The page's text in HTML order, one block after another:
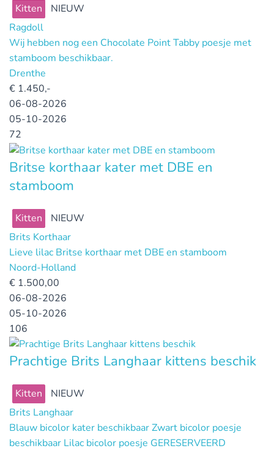
Kitten
NIEUW
Ragdoll
Wij hebben nog een Chocolate Point Tabby poesje met
stamboom beschikbaar.
Drenthe
€ 1.450,-
06-08-2026
05-10-2026
72
Britse korthaar kater met DBE en
stamboom
Kitten
NIEUW
Brits Korthaar
Lieve lilac Britse korthaar met DBE en stamboom
Noord-Holland
€ 1.500,00
06-08-2026
05-10-2026
106
Prachtige Brits Langhaar kittens beschik
Kitten
NIEUW
Brits Langhaar
Blauw bicolor kater beschikbaar Zwart bicolor poesje
beschikbaar Lilac bicolor poesje GERESERVEERD